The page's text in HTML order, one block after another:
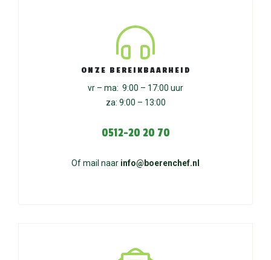
ONZE BEREIKBAARHEID
vr – ma: 9:00 – 17:00 uur
za: 9:00 – 13:00
0512-20 20 70
Of mail naar info@boerenchef.nl